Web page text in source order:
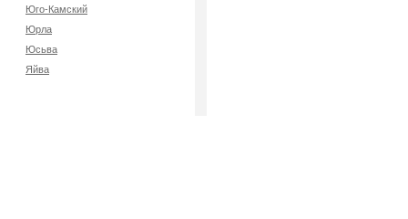
Юго-Камский
Юрла
Юсьва
Яйва